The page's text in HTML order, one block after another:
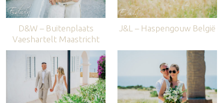
D&W – Buitenplaats
Vaeshartelt Maastricht
J&L – Haspengouw België